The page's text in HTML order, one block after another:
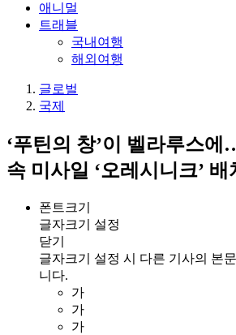
애니멀
트래블
국내여행
해외여행
글로벌
국제
‘푸틴의 창’이 벨라루스
속 미사일 ‘오레시니크’ 배
폰트크기
글자크기 설정
닫기
글자크기 설정 시 다른 기사의 본
니다.
가
가
가